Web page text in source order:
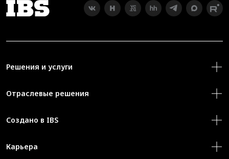
Решения и услуги
Отраслевые решения
Создано в IBS
Карьера